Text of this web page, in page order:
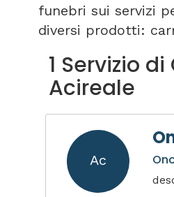
funebri sui servizi
diversi prodotti:
1 Servizio
Acireale
Ac